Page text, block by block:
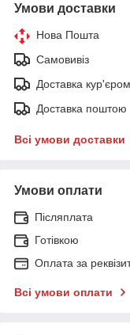
Умови доставки
Нова Пошта
Самовивіз
Доставка кур'єром
Доставка поштою
Всі умови доставки
Умови оплати
Післяплата
Готівкою
Оплата за
Всі умови оплати